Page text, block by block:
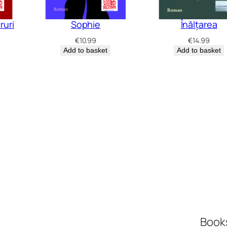
d
i
t
Sophie
€10.99
Add to basket
Înălțarea
€14.99
Add to basket